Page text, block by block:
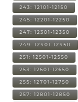
243: 12101-12150
245: 12201-12250
247: 12301-12350
249: 12401-12450
251: 12501-12550
253: 12601-12650
255: 12701-12750
257: 12801-12850